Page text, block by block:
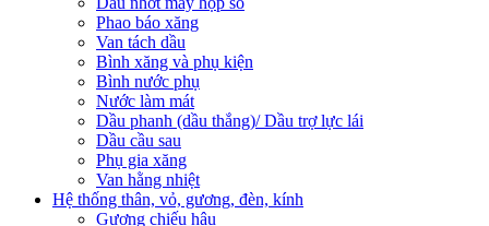
Phao báo xăng
Van tách dầu
Bình xăng và phụ kiện
Bình nước phụ
Nước làm mát
Dầu phanh (dầu thắng)/ Dầu trợ lực lái
Dầu cầu sau
Phụ gia xăng
Van hằng nhiệt
Hệ thống thân, vỏ, gương, đèn, kính
Gương chiếu hậu